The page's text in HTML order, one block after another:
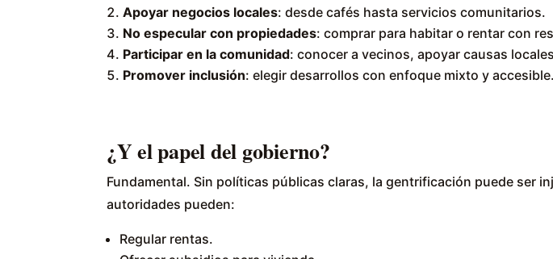
Apoyar negocios locales: desde cafés hasta servicios comunitarios.
No especular con propiedades: comprar para habitar o rentar con
Participar en la comunidad: conocer a vecinos, apoyar causas
Promover inclusión: elegir desarrollos con enfoque mixto y accesible.
¿Y el papel del gobierno?
Fundamental. Sin políticas públicas claras, la gentrificación puede ser
autoridades pueden:
Regular rentas.